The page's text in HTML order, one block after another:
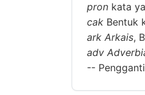
pron kata
cak Bentuk
ark Arkais,
adv
--